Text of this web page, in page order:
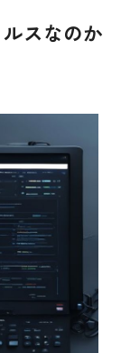
スなのか